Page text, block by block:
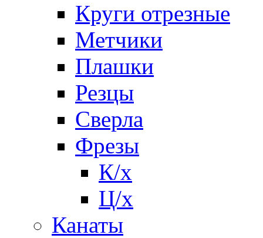
Круги отрезные
Метчики
Плашки
Резцы
Сверла
Фрезы
К/х
Ц/х
Канаты